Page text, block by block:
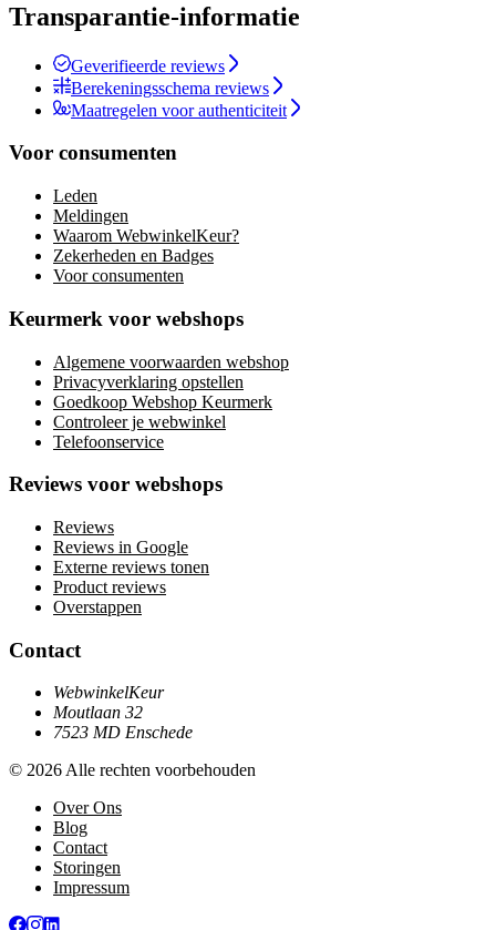
Transparantie-informatie
Geverifieerde reviews
Berekeningsschema reviews
Maatregelen voor authenticiteit
Voor consumenten
Leden
Meldingen
Waarom WebwinkelKeur?
Zekerheden en Badges
Voor consumenten
Keurmerk voor webshops
Algemene voorwaarden webshop
Privacyverklaring opstellen
Goedkoop Webshop Keurmerk
Controleer je webwinkel
Telefoonservice
Reviews voor webshops
Reviews
Reviews in Google
Externe reviews tonen
Product reviews
Overstappen
Contact
WebwinkelKeur
Moutlaan 32
7523 MD Enschede
© 2026 Alle rechten voorbehouden
Over Ons
Blog
Contact
Storingen
Impressum